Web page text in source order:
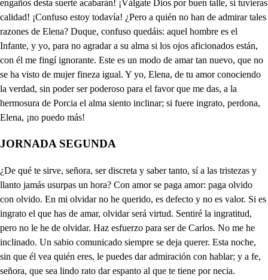
JORNADA SEGUNDA
¿De qué te sirve, señora, ser discreta y saber tanto, sí a las tristezas y llanto jamás usurpas un hora? Con amor se paga amor: paga olvido con olvido. En mi olvidar no he querido, es defecto y no es valor. Si es ingrato el que has de amar, olvidar será virtud. Sentiré la ingratitud, pero no le he de olvidar. Haz esfuerzo para ser de Carlos. No me he inclinado. Un sabio comunicado siempre se deja querer. Esta noche, sin que él vea quién eres, le puedes dar admiración con hablar; y a fe, señora, que sea lindo rato dar espanto al que te tiene por necia. Ordénalo, pues, Lucrecia, sólo por templar mi llanto. Un papel sin firma quiero escribirle. Prima mía, ¿estás con más alegría? Ni la busco ni la quiero. Dame un consejo: si ingrato al que amor te debe vieras, para vengarte, ¿qué hicieras? Lo que yo con un retrato que tuve. No conocía al dueño y me enamoraba la hermosura que ostentaba del pincel la valentía. El tiempo acortó los plazos al deseo: el dueño [vi;] era hombre bajo, y así el retrato hice pedazos. Era amor sin fundamento, no fue discreto el pincel. Quiero enseñarte un papel que escribí a mi pensamiento. Voy por él. Aunque mi amor de un pincel ha procedido, grande fue, pues no ha podido templarse con mi valor. Quien me obliga a padecer con beldad tan superior, si sufrir este rigor, algo pueda merecer, sin reconocer mi ser, dame. Porcia, algún favor. Si es no quererte mi amor, ¿el favor cuál ha de ser? Ese será en quien desato de tu pecho la crueldad. ¿Quién os dio esa libertad, atrevido, necio, ingrato, lleno de soberbia vana, sin razón, justicia y ley? ¿Por la privanza del Rey, que podrá faltar mañana, a mi pecho habéis perdido el respeto? Esos rigores me dan, Porcia, más temores, y la cinta que atrevido quité, el pecho estima en más que si tú misma la dieras, y no quiero que me quieras, pues no queriendo me das más favor, más ocasión de quererte, y siendo así no podrá faltar en mí contento y delectación. Si aborreciéndote estás con fortuna tan segura, larga será tu ventura, pues no te querré jamás. Y si el listón por robado más estimación te dio, estoy por dártelo yo, para no verle estimado. No podré perder si tienes tanta gloria en tus rigores, que desdeñan tus favores y dan favor tus desdenes. ¿No me dijiste estos días que no querías casarte? Dime: ¿qué pudo obligarte? Cansadas majaderías. Tú has tragado ya lo necio y lo hermoso te agradó, por eso te dije yo que de nada hagas desprecio. Hoy un papel recebí que al terreno me obligó venir, y le traigo yo; el billete dice así: "Al marqués Héctor fingido: Señor Marqués, cierta dama que en las lenguas de la fama os tiene ya conocido, esta noche os desafía a los balcones del mar, a discurrir y parlar de amor y filosofía." ¡Cuerpo de tal, y qué fea la bellaca debe ser! Mujer sabia no es mujer, fuerza es que un demonio sea. Antípoda de la Infanta, ¿quién te mete a bachillera? Pienso que Carlos espera. Esa novedad espanta a mí misma ; quien solía ver a Enrico por aquí, ¿se atreve a tal? Vence así tu mucha melancolía, y admire tu discreción el que admiró tu inocencia. ¡Con qué esquiva repugnancia vengo a esta conversación! ¿Sois vos Héctor el marqués? El mismo que habéis nombrado, y el que será afortunado si acierta a serviros es. ¿Quién dudará, señor mío, que vengáis con vanagloria, seguro de la victoria de aqueste mi desafío? Pues, como dice Platón, aunque agudo suele ser el ingenio en la mujer, nunca iguala al del varón. Y más siendo singular como el vuestro, aunque podré decir que os desafié a aprender y no a enseñar. Y siendo así no podéis teneros por vencedor, que yo aprenderé, señor, porque vos enseñaréis. Con cuatro bachillerías te ha pagado de antuvión, pero en la conversación dirá mil majaderías. ¡El Infante está perdido! Antes, por estas razones, es justo que te corones con despojos del vencido. Y no es razón desigual, porque las cosas que son más extrañas y excepción de una regla general suelen ser más eminentes, y por esta causa fueron las mujeres que supieron admiración de las gentes; que obrando Naturaleza un milagro, dio a entender la fuerza de su poder. ¿Y quién dijo a Vuestra Alteza, digo a Vuestra Señoría, que yo ese milagro fui? En hablando conocí la fuerza y la valentía del ingenio. A lisonjero os voy, señor, condenando, porque quien entra alabando sin reconocer primero en qué méritos estriba su alabanza, o lisonjea o el mérito no desea de su buena estimativa. Es así; pero si vemos que amor, aquello que aplace, del entendimiento nace, y gustando amor de extremos hoy nos mata y nos inclina de repente, hecho instrumento, como rayo más violento, la hermosura peregrina; claro está que sí procede de lo amado nuestro amor, reconociendo el valor de lo propio, pues se puede reconocer los extremos de algún objeto excelente, pues si amamos fácilmente, fácilmente aborrecemos. Como filósofo habláis, porque es inferir discreto la causa por el efecto; pero en una cosa erráis: el ejemplo del amor que se engendra con presteza es sólo de la cabeza, que llamamos exterior; y los ojos la aperciben fácilmente, porque es tal la belleza material, que al momento la reciben los sentidos; pero aquella hermosura consistente en el ánimo eminente, más generosa y más bella, júzgala el entendimiento con discurrir y saber, y así no nos puede ser fácil el conocimiento. Y la diferencia es clara, y hay lo mismo, según eso, que entre los ojos y el seso entre el ánimo y la cara. ¡Oh entendimiento veloz! ¡Oh dulcísima sirena, feliz yo si, como Elena te parece algo en la voz, te pareciera en saber! Un serafín comunico. ¡No vi jamás, Ludovico, tan peregrina mujer! O ésta fue monja, o ha sido dama de algún estudiante. ¡Habladora es de portante! Si el arroyo ha procedido de una fuente, no ha de ser de calidad diferente, siendo el ánimo la fuente de do suele proceder. La hermosura corporal concierta correspondencia, porque halláis tal diferencia en el alma racional, y el ver que la anima a ella con un ejemplo se puede significar: ¿No procede de la luz del sol la estrella? Si, y con más facilidad, aunque su brillar resista, la apercibe con la vista la humana capacidad. Sepa yo, señora, pues, quién es la que me venció, quién es la que me admiró. Una pobre mujer es que por aya la han traído de Elena; como Su Alteza tiene tan grande rudeza; inutilísima ha sido, vana será su porfía. Yo oí decir que es discreta cuanto hermosa, y aun poeta. Diranlo por ironía. Serán encarecimientos de la lisonja; que errores de príncipes y señores llama el mundo acertamientos. De un átomo forma un monte la adulación infelice; divinamente lo dice en su P[i]edra Jenofonte. ¿Hay tal hablar? ¡Juro a Dios que me pudro si no hablo! ¡Jenofonte o Jenodiablo, argumentemos los dos! Si eres mondonga bobilla, aprende a dar perfeción a la goma y almidón de la toca y lechuguilla. Sabe prender la valona con treinta mil alfileres; mezcla bien lo azul, pues eres un dedo más que fregona. Y si eres dama y del sol competidora te dices, vete a mezclar los matices del solimán y arrebol, rasura y huevo de clara al espejo, y tú con él, hecho tu dedo un pincel, pinta en tu cara otra cara. Si estado de dueña gozas vete a coser y a labrar, a pedir y a mormurar y a decir mal de las mozas. Si te sirven con porfías papavientos Lanzarotes, vete, necia, a pensar motes llenos de mil boberías. ¡Cállate, necio!—Señora, para bien saber vivir, ¿podrá volveros a oír el que vuestro ingenio adora? Si quien sabe es inmortal y oyendo ciencias se alcanza, tenga este bien semejanza con la gloria celestial. Este rato sin segundo vida de siglos desea, tan breve rato no sea como deleites del mundo, que cual relámpagos vienen. ¿No os vais a Sicilia? A Atenas, donde me cantan sirenas y remoras me detienen, ¿cómo las podré dejar? Avisad a Carlos, pues, que no se case quien es príncipe tan singular con quien es tan ignorante; porque una mujer hermosa, soberbia y presuntuosa no es para un varón constante, cuerdo, sabio en dos extremos; no hay amor, que unidad es. Y con esto adiós, Marqués, que otra noche nos veremos. Mas qué, ¿te ha agradado ya? Yo llamo a mi pecho infierno, porque mi mal es eterno y porque del no saldrá el que entró una vez. Amor, que fieras y hombres humillas, de tus altas maravillas es aquesta la mayor. A la beldad peregrina de Elena inclinarme siento, y este raro entendimiento más me fuerza que me inclina. Pues siendo tu ser y vida unión de dos voluntades, a tener me persuades mi voluntad repartida. Óyeme, Amadís de Gaula, un consejo quiero darte: con ambas puedes casarte, y metiendo en una jaula a esta fea bachillera, coserás la boca a Elena, y así vivirás sin pena, si es que tu amor persevera con gusto. Esa es necedad, que el hablar desta mujer da a entender que ha de tener grande parte en la beldad. En voz, lengua, ojos y manos dice Ovidio que ha de estar, y así en ellos puede dar efectos más soberanos. La dulce habla que dices tendrá efectos milagrosos, con dos ojos lagañosos y mías manos de raíces. ¡Vive Cristo que si mía mujer tan discreta fuera que con ella no durmiera, que pensara que dormía I con Aristóteles! Muero, por sólo saber quién es aquesta mujer. ¿Si es Porcia? ¿Si es Homero? Amor, un poco sucinto, quiero, temo, adoro y veo, que no sé lo que deseo; ¡qué confuso laberinto! Darme consejos, Fernando, es prender vientos y mar: ¿qué puede considerar hombre que padece tanto? Quiero a Porcia, el Rey me casa, su gran dote me desvela, con fuego Elena me hiela, Porcia sin fuego me abrasa. Quise a Elena, y su pasión me ha cansado, no te asombre, porque pienso que no hay hombre sin mudable condición. Haced lo que os ordené con industria y traza buena, porque así, a pesar de Elena, dueño de Porcia seré. Anillos tiene amor de blanca nieve con que enero oprimió los montes canos, y a los ojos de Porcia, soberanos, como a región de fuego no se atreve. Osado intento fue, que en tiempo breve se ardieron arco y flechas de sus m